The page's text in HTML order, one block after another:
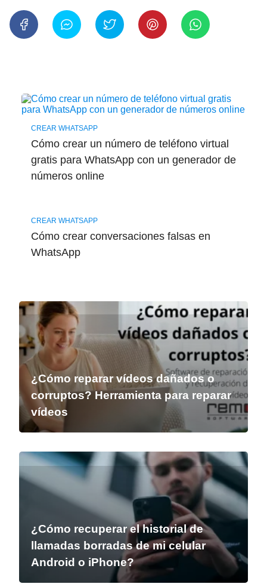
CREAR WHATSAPP
Cómo crear un número de teléfono virtual
gratis para WhatsApp con un generador de
números online
CREAR WHATSAPP
Cómo crear conversaciones falsas en
WhatsApp
¿Cómo reparar vídeos dañados o
corruptos? Herramienta para reparar
vídeos
¿Cómo recuperar el historial de
llamadas borradas de mi celular
Android o iPhone?